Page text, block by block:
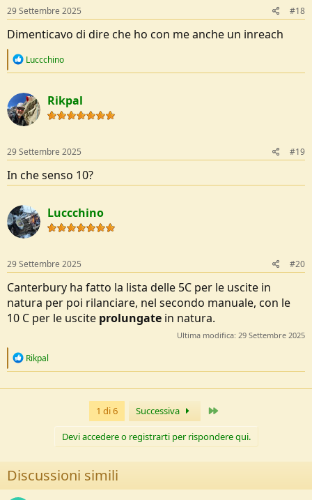
s
:
29 Settembre 2025 #18
Dimenticavo di dire che ho con me anche un inreach
R
c
t
i
o
s
:
Luccchino
Rikpal
29 Settembre 2025 #19
In che senso 10?
Luccchino
29 Settembre 2025 #20
Canterbury ha fatto la lista delle 5C per le uscite in
natura per poi rilanciare, nel secondo manuale, con le
10 C per le uscite prolungate in natura.
Ultima modifica: 29 Settembre 2025
R
c
Rikpal
1 di 6 Successiva
Devi accedere o registrarti per rispondere qui.
Discussioni simili